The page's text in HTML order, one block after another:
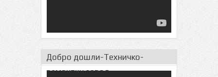
Добро дошли-Техничко-
ремонтни завод